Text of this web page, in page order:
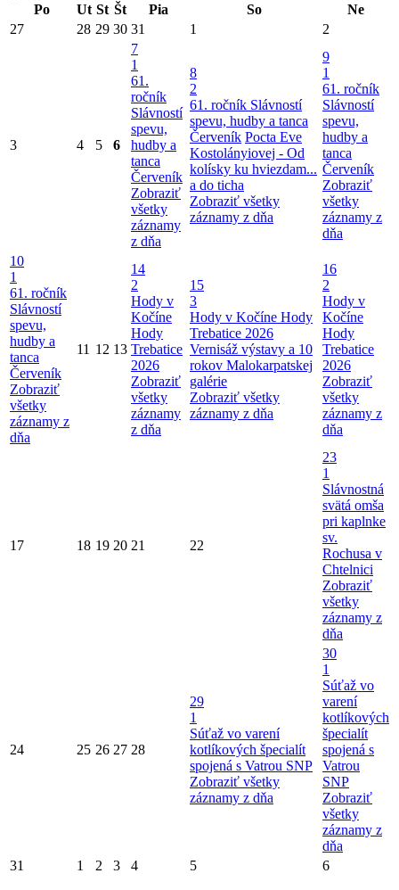
Po
Ut St Št Pia So
Ne
27
28 29 30 31 1 2
3 4 5 6
7
1
61.
ročník
Slávností
spevu,
hudby a
tanca
Červeník
Zobraziť
všetky
záznamy
z dňa
8
2
61. ročník Slávností
spevu, hudby a tanca
Červeník Pocta Eve
Kostolányiovej - Od
kolísky ku hviezdam...
a do ticha
Zobraziť všetky
záznamy z dňa
9
1
61. ročník
Slávností
spevu,
hudby a
tanca
Červeník
Zobraziť
všetky
záznamy z
dňa
10
1
61. ročník
Slávností
spevu,
hudby a
tanca
Červeník
Zobraziť
všetky
záznamy z
dňa
11 12 13
14
2
Hody v
Kočíne
Hody
Trebatice
2026
Zobraziť
všetky
záznamy
z dňa
15
3
Hody v Kočíne Hody
Trebatice 2026
Vernisáž výstavy a 10
rokov Malokarpatskej
galérie
Zobraziť všetky
záznamy z dňa
16
2
Hody v
Kočíne
Hody
Trebatice
2026
Zobraziť
všetky
záznamy z
dňa
17 18 19 20 21 22
23
1
Slávnostná
svätá omša
pri kaplnke
sv.
Rochusa v
Chtelnici
Zobraziť
všetky
záznamy z
dňa
24 25 26 27 28
29
1
Súťaž vo varení
kotlíkových špecialít
spojená s Vatrou SNP
Zobraziť všetky
záznamy z dňa
30
1
Súťaž vo
varení
kotlíkových
špecialít
spojená s
Vatrou
SNP
Zobraziť
všetky
záznamy z
dňa
31
1 2 3 4 5 6